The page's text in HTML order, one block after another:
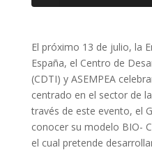
El próximo 13 de julio, la
España, el Centro de
(CDTI) y ASEMPEA
centrado en el sector de
través de este evento, el
conocer su modelo BIO-
el cual pretende